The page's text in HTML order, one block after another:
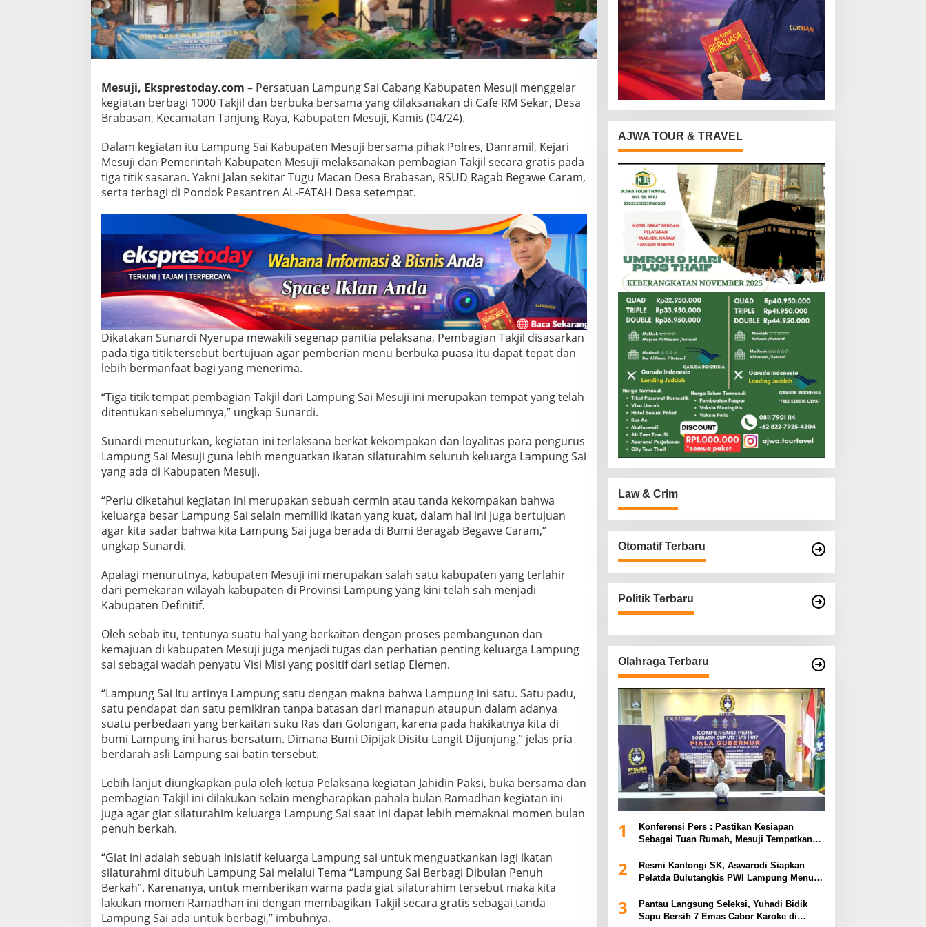
t
u
a
n
L
p
u
n
S
a
i
C
a
a
M
e
s
u
j
i
B
e
r
b
i
T
k
i
l
a
n
u
B
e
s
m
a
Mesuji, Eksprestoday.com – Persatuan Lampung Sai Cabang Kabupaten Mesuji menggelar
kegiatan berbagi 1000 Takjil dan berbuka bersama yang dilaksanakan di Cafe RM Sekar, Desa
Brabasan, Kecamatan Tanjung Raya, Kabupaten Mesuji, Kamis (04/24).
Dalam kegiatan itu Lampung Sai Kabupaten Mesuji bersama pihak Polres, Danramil, Kejari
Mesuji dan Pemerintah Kabupaten Mesuji melaksanakan pembagian Takjil secara gratis pada
tiga titik sasaran. Yakni Jalan sekitar Tugu Macan Desa Brabasan, RSUD Ragab Begawe Caram,
serta terbagi di Pondok Pesantren AL-FATAH Desa setempat.
Dikatakan Sunardi Nyerupa mewakili segenap panitia pelaksana, Pembagian Takjil disasarkan
pada tiga titik tersebut bertujuan agar pemberian menu berbuka puasa itu dapat tepat dan
lebih bermanfaat bagi yang menerima.
“Tiga titik tempat pembagian Takjil dari Lampung Sai Mesuji ini merupakan tempat yang telah
ditentukan sebelumnya,” ungkap Sunardi.
Sunardi menuturkan, kegiatan ini terlaksana berkat kekompakan dan loyalitas para pengurus
Lampung Sai Mesuji guna lebih menguatkan ikatan silaturahim seluruh keluarga Lampung Sai
yang ada di Kabupaten Mesuji.
“Perlu diketahui kegiatan ini merupakan sebuah cermin atau tanda kekompakan bahwa
keluarga besar Lampung Sai selain memiliki ikatan yang kuat, dalam hal ini juga bertujuan
agar kita sadar bahwa kita Lampung Sai juga berada di Bumi Beragab Begawe Caram,”
ungkap Sunardi.
Apalagi menurutnya, kabupaten Mesuji ini merupakan salah satu kabupaten yang terlahir
dari pemekaran wilayah kabupaten di Provinsi Lampung yang kini telah sah menjadi
Kabupaten Definitif.
Oleh sebab itu, tentunya suatu hal yang berkaitan dengan proses pembangunan dan
kemajuan di kabupaten Mesuji juga menjadi tugas dan perhatian penting keluarga Lampung
sai sebagai wadah penyatu Visi Misi yang positif dari setiap Elemen.
“Lampung Sai Itu artinya Lampung satu dengan makna bahwa Lampung ini satu. Satu padu,
satu pendapat dan satu pemikiran tanpa batasan dari manapun ataupun dalam adanya
suatu perbedaan yang berkaitan suku Ras dan Golongan, karena pada hakikatnya kita di
bumi Lampung ini harus bersatum. Dimana Bumi Dipijak Disitu Langit Dijunjung,” jelas pria
berdarah asli Lampung sai batin tersebut.
Lebih lanjut diungkapkan pula oleh ketua Pelaksana kegiatan Jahidin Paksi, buka bersama dan
pembagian Takjil ini dilakukan selain mengharapkan pahala bulan Ramadhan kegiatan ini
juga agar giat silaturahim keluarga Lampung Sai saat ini dapat lebih memaknai momen bulan
penuh berkah.
“Giat ini adalah sebuah inisiatif keluarga Lampung sai untuk menguatkankan lagi ikatan
silaturahmi ditubuh Lampung Sai melalui Tema “Lampung Sai Berbagi Dibulan Penuh
Berkah”. Karenanya, untuk memberikan warna pada giat silaturahim tersebut maka kita
lakukan momen Ramadhan ini dengan membagikan Takjil secara gratis sebagai tanda
Lampung Sai ada untuk berbagi,” imbuhnya.
AJWA TOUR & TRAVEL
Law & Crim
Otomatif Terbaru
Politik Terbaru
Olahraga Terbaru
1
Konferensi Pers : Pastikan Kesiapan
Sebagai Tuan Rumah, Mesuji Tempatkan
Piala Gubernur Lampung
2
Resmi Kantongi SK, Aswarodi Siapkan
Pelatda Bulutangkis PWI Lampung Menuju
3
Pantau Langsung Seleksi, Yuhadi Bidik
Sapu Bersih 7 Emas Cabor Karoke di